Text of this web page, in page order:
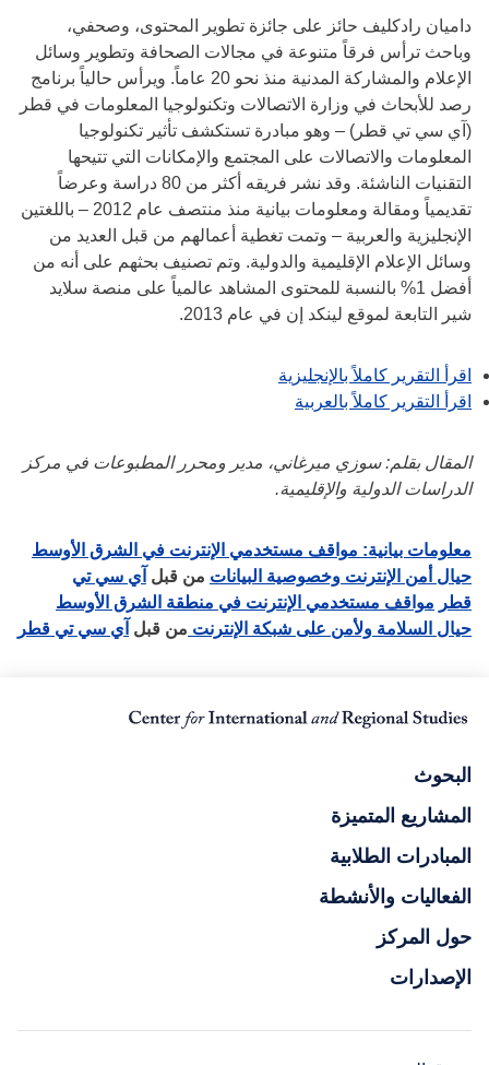
داميان رادكليف حائز على جائزة تطوير المحتوى، وصحفي،
وباحث ترأس فرقاً متنوعة في مجالات الصحافة وتطوير وسائل
الإعلام والمشاركة المدنية منذ نحو 20 عاماً. ويرأس حالياً برنامج
رصد للأبحاث في وزارة الاتصالات وتكنولوجيا المعلومات في قطر
(آي سي تي قطر) – وهو مبادرة تستكشف تأثير تكنولوجيا
المعلومات والاتصالات على المجتمع والإمكانات التي تتيحها
التقنيات الناشئة. وقد نشر فريقه أكثر من 80 دراسة وعرضاً
تقديمياً ومقالة ومعلومات بيانية منذ منتصف عام 2012 – باللغتين
الإنجليزية والعربية – وتمت تغطية أعمالهم من قبل العديد من
وسائل الإعلام الإقليمية والدولية. وتم تصنيف بحثهم على أنه من
أفضل 1% بالنسبة للمحتوى المشاهد عالمياً على منصة سلايد
شير التابعة لموقع لينكد إن في عام 2013.
اقرأ التقرير كاملاً بالإنجليزية
اقرأ التقرير كاملاً بالعربية
المقال بقلم: سوزي ميرغاني، مدير ومحرر المطبوعات في مركز
الدراسات الدولية والإقليمية.
معلومات بيانية: مواقف مستخدمي الإنترنت في الشرق الأوسط
حيال أمن الإنترنت وخصوصية البيانات من قبل آي سي تي
قطر مواقف مستخدمي الإنترنت في منطقة الشرق الأوسط
حيال السلامة ولأمن على شبكة الإنترنت من قبل آي سي تي قطر
البحوث
المشاريع المتميزة
المبادرات الطلابية
الفعاليات والأنشطة
حول المركز
الإصدارات